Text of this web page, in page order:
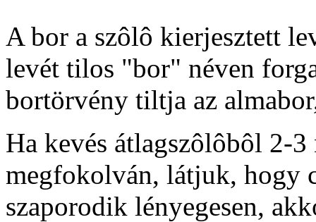
A bor a szôlô kierjesztett
levét tilos "bor" néven
bortörvény tiltja az
Ha kevés átlagszôlôbôl 2-
megfokolván, látjuk, hogy
szaporodik lényegesen,